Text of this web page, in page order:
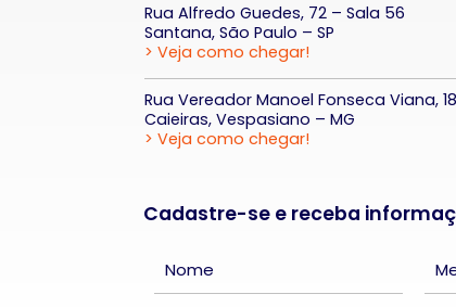
Rua Alfredo Guedes, 72 – Sala 56
Santana, São Paulo – SP
> Veja como chegar!
Rua Vereador Manoel Fonseca Viana,
Caieiras, Vespasiano – MG
> Veja como chegar!
Cadastre-se e receba